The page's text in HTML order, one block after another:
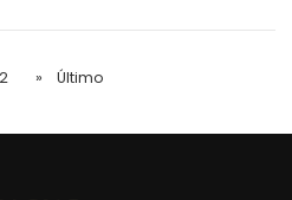
2 » Último